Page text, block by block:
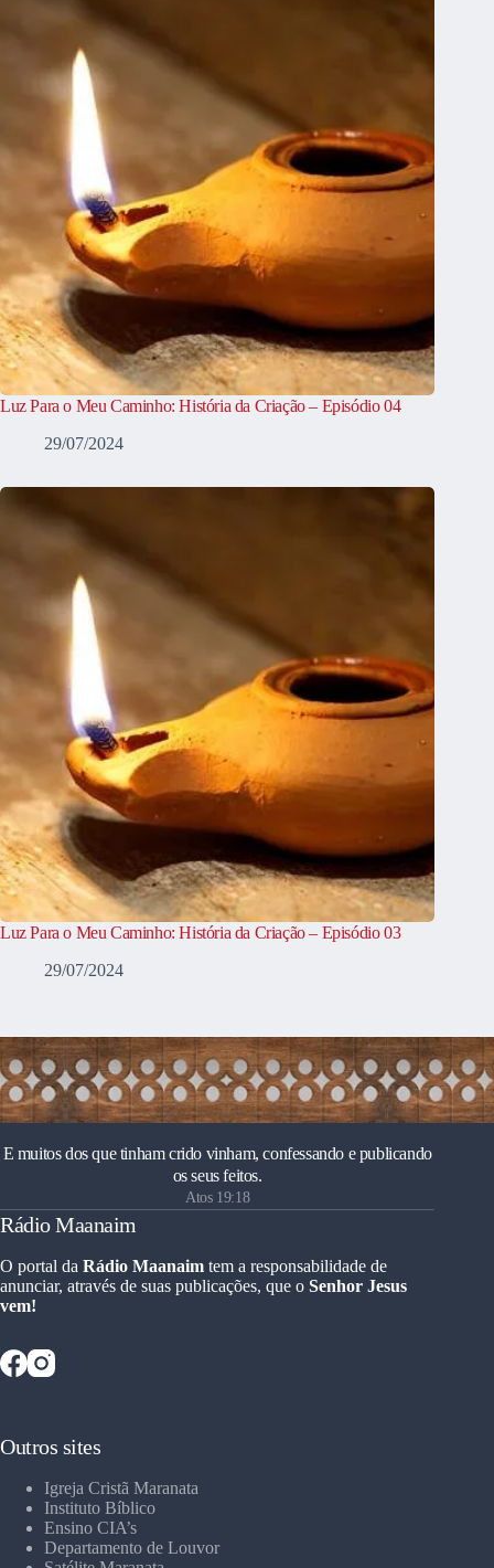
Luz Para o Meu Caminho: História da Criação – Episódio 04
29/07/2024
Luz Para o Meu Caminho: História da Criação – Episódio 03
29/07/2024
E muitos dos que tinham crido vinham, confessando e publicando
os seus feitos.
Atos 19:18
Rádio Maanaim
O portal da Rádio Maanaim tem a responsabilidade de
anunciar, através de suas publicações, que o Senhor Jesus
vem!
Outros sites
Igreja Cristã Maranata
Instituto Bíblico
Ensino CIA’s
Departamento de Louvor